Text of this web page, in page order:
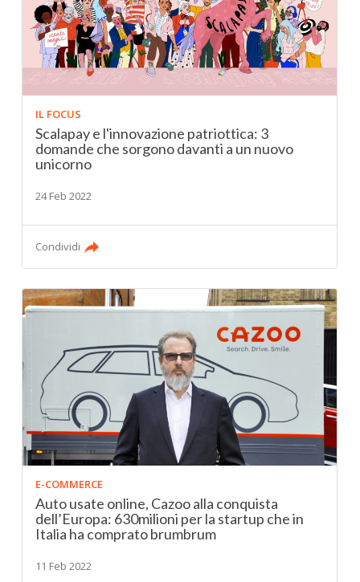
IL FOCUS
Scalapay e l'innovazione patriottica: 3
domande che sorgono davanti a un nuovo
unicorno
24 Feb 2022
Condividi
E-COMMERCE
Auto usate online, Cazoo alla conquista
dell’Europa: 630milioni per la startup che in
Italia ha comprato brumbrum
11 Feb 2022